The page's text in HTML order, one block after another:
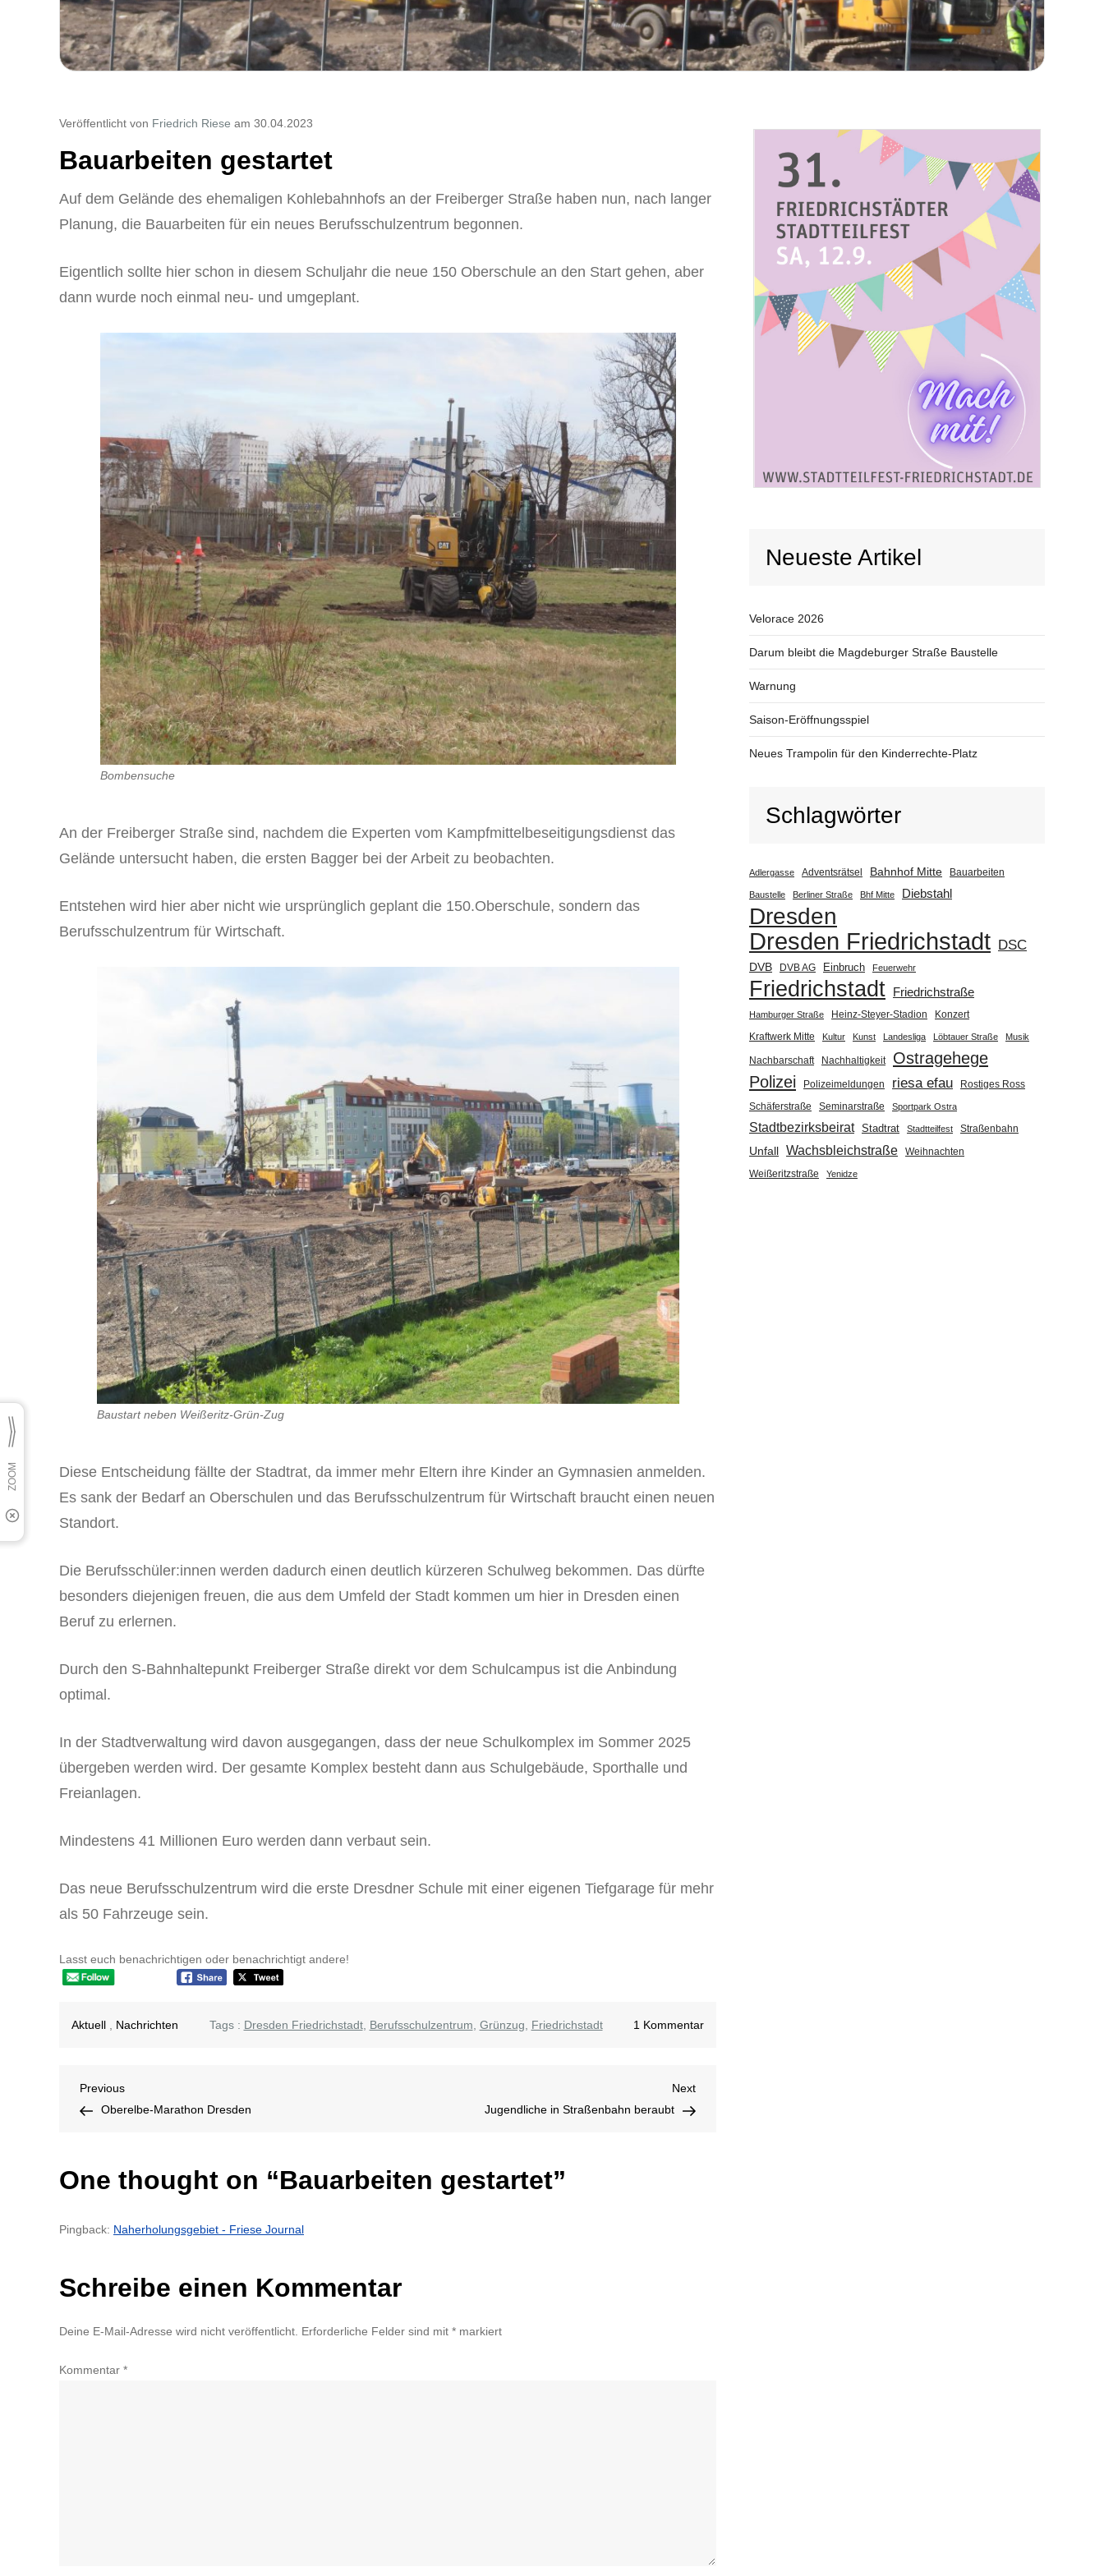
Veröffentlicht von Friedrich Riese am 30.04.2023
Bauarbeiten gestartet
Auf dem Gelände des ehemaligen Kohlebahnhofs an der Freiberger Straße haben nun, nach langer
Planung, die Bauarbeiten für ein neues Berufsschulzentrum begonnen.
Eigentlich sollte hier schon in diesem Schuljahr die neue 150 Oberschule an den Start gehen, aber
dann wurde noch einmal neu- und umgeplant.
Bombensuche
An der Freiberger Straße sind, nachdem die Experten vom Kampfmittelbeseitigungsdienst das
Gelände untersucht haben, die ersten Bagger bei der Arbeit zu beobachten.
Entstehen wird hier aber nicht wie ursprünglich geplant die 150.Oberschule, sondern das
Berufsschulzentrum für Wirtschaft.
Baustart neben Weißeritz-Grün-Zug
Diese Entscheidung fällte der Stadtrat, da immer mehr Eltern ihre Kinder an Gymnasien anmelden.
Es sank der Bedarf an Oberschulen und das Berufsschulzentrum für Wirtschaft braucht einen neuen
Standort.
Die Berufsschüler:innen werden dadurch einen deutlich kürzeren Schulweg bekommen. Das dürfte
besonders diejenigen freuen, die aus dem Umfeld der Stadt kommen um hier in Dresden einen
Beruf zu erlernen.
Durch den S-Bahnhaltepunkt Freiberger Straße direkt vor dem Schulcampus ist die Anbindung
optimal.
In der Stadtverwaltung wird davon ausgegangen, dass der neue Schulkomplex im Sommer 2025
übergeben werden wird. Der gesamte Komplex besteht dann aus Schulgebäude, Sporthalle und
Freianlagen.
Mindestens 41 Millionen Euro werden dann verbaut sein.
Das neue Berufsschulzentrum wird die erste Dresdner Schule mit einer eigenen Tiefgarage für mehr
als 50 Fahrzeuge sein.
Lasst euch benachrichtigen oder benachrichtigt andere!
Aktuell , Nachrichten Tags : Dresden Friedrichstadt, Berufsschulzentrum, Grünzug, Friedrichstadt 1 Kommentarzu
Beitragsnavigation
Previous
Post
Previous
Oberelbe-Marathon Dresden
Next
Post
Next
Jugendliche in Straßenbahn beraubt
One thought on “Bauarbeiten gestartet”
Pingback: Naherholungsgebiet - Friese Journal
Schreibe einen Kommentar
Deine E-Mail-Adresse wird nicht veröffentlicht. Erforderliche Felder sind mit * markiert
Kommentar *
Neueste Artikel
Velorace 2026
Darum bleibt die Magdeburger Straße Baustelle
Warnung
Saison-Eröffnungsspiel
Neues Trampolin für den Kinderrechte-Platz
Schlagwörter
Adlergasse Adventsrätsel Bahnhof Mitte Bauarbeiten
Baustelle Berliner Straße Bhf Mitte Diebstahl
Dresden
Dresden Friedrichstadt DSC
DVB DVB AG Einbruch Feuerwehr
Friedrichstadt Friedrichstraße
Hamburger Straße Heinz-Steyer-Stadion
Konzert
Kraftwerk Mitte
Kultur Kunst Landesliga Löbtauer Straße Musik
Nachbarschaft Nachhaltigkeit
Ostragehege
Polizei
Polizeimeldungen riesa efau Rostiges Ross
Schäferstraße Seminarstraße Sportpark Ostra
Stadtbezirksbeirat Stadtrat Stadtteilfest Straßenbahn
Unfall Wachsbleichstraße
Weihnachten
Weißeritzstraße
Yenidze